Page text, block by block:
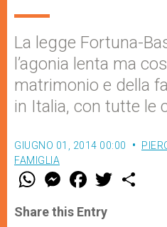
La legge Fortuna-
l’agonia lenta ma
matrimonio e della
in Italia, con tutte le
GIUGNO 01, 2014 00:00
FAMIGLIA
W
t
s
M
e
s
e
F
a
e
b
w
Share this Entry